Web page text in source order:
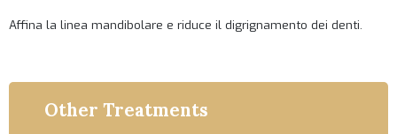
Affina la linea mandibolare e riduce il digrignamento dei denti.
Other Treatments